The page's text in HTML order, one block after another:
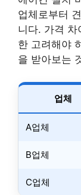
업체로부터
니다. 가격 차
한 고려해야
을 받아보는
업체
A업체
B업체
C업체